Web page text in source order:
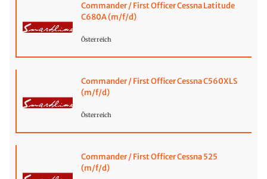
Commander / First Officer Cessna Latitude
C680A (m/f/d)
Österreich
Commander / First Officer Cessna C560XLS
(m/f/d)
Österreich
Commander / First Officer Cessna 525
(m/f/d)